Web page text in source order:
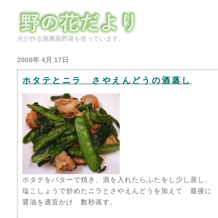
夫が作る無農薬野菜を使っています。
2008年 4月 17日
ホタテとニラ さやえんどうの酒蒸し
ホタテをバターで焼き、酒を入れたらふたをし少し蒸し、
塩こしょうで炒めたニラとさやえんどうを加えて 最後に
醤油を適宜かけ 数秒蒸す。